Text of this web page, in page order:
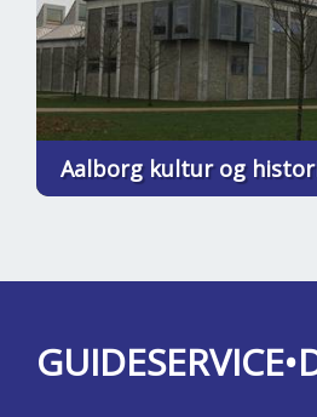
Aalborg kultur og